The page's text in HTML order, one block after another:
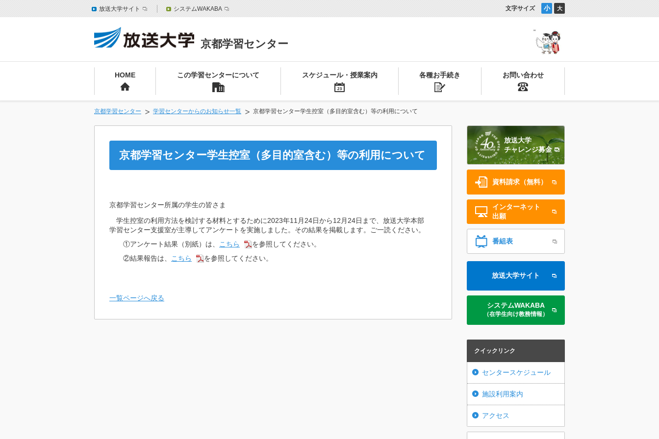
放送大学サイト システムWAKABA 文字サイズ 大
小
京都学習センター
HOME この学習センターについて スケジュール・授業案内 各種お手続き お問い合わせ
京都学習センター 学習センターからのお知らせ一覧 京都学習センター学生控室（多目的室含む）等の利用について
京都学習センター学生控室（多目的室含む）等の利用について
京都学習センター所属の学生の皆さま
学生控室の利用方法を検討する材料とするために2023年11月24日から12月24日まで、放送大学本部
学習センター支援室が主導してアンケートを実施しました。その結果を掲載します。ご一読ください。
①アンケート結果（別紙）は、
こちら
を参照してください。
②結果報告は、
こちら を参照してください。
一覧ページへ戻る
放送大学
チャレンジ募金
資料請求（無料）
インターネット
出願
番組表
放送大学サイト
システムWAKABA
（在学生向け教務情報）
クイックリンク
センタースケジュール
施設利用案内
アクセス